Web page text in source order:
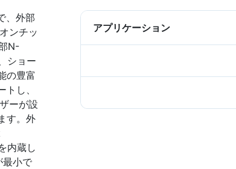
、外部
ンチッ
N-
ショー
の豊富
し、
ーが設
す。外
内蔵し
最小で
アプリケーション